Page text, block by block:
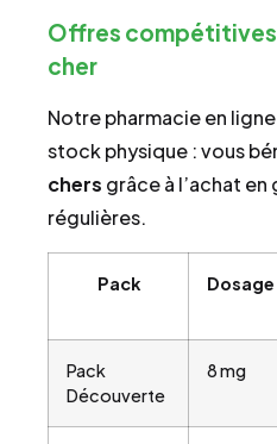
Offres compétitives
cher
Notre pharmacie en
stock physique : vous
chers grâce à l’achat
régulières.
Pack Dosage
Pack
Découverte
8 mg